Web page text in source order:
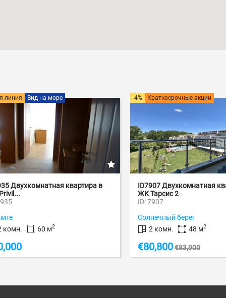
Вид на море
квартира в
60 м
-4% Краткосрочные акции
ID7907 Двухкомнатная
ЖК Тарсис 2
ID: 7907
Солнечный берег
2 комн.
48 м
80,800€83,900